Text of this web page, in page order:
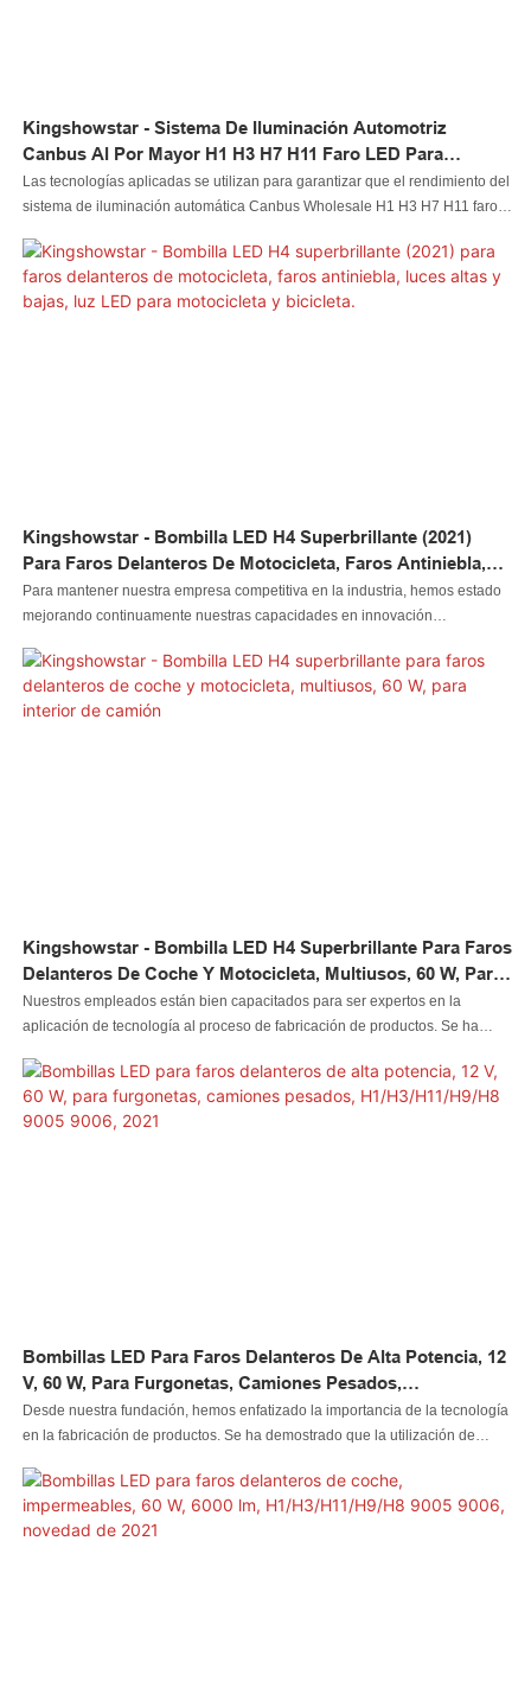
Kingshowstar - Sistema De Iluminación Automotriz
Canbus Al Por Mayor H1 H3 H7 H11 Faro LED Para
Motocicleta H4 Faro LED Para Automóvil Amarillo
Impermeable Blanco Producto En Oferta
Las tecnologías aplicadas se utilizan para garantizar que el rendimiento del
sistema de iluminación automática Canbus Wholesale H1 H3 H7 H11 faro
amarillo impermeable blanco sea estable. Sus ámbitos de aplicación son lo
suficientemente amplios como para cubrir el campo de los sistemas de
iluminación automotriz.
Kingshowstar - Bombilla LED H4 Superbrillante (2021)
Para Faros Delanteros De Motocicleta, Faros Antiniebla,
Luces Altas Y Bajas, Luz LED Para Motocicleta Y Bicicleta.
Para mantener nuestra empresa competitiva en la industria, hemos estado
mejorando continuamente nuestras capacidades en innovación
de fabricación de la bombilla LED H4 súper brillante MÁS NUEVA de 2021
para faros antiniebla de motocicletas, faros LED de luz alta/baja. Ahora
tiene rangos de aplicación más amplios y se puede ver principalmente en
Kingshowstar - Bombilla LED H4 Superbrillante Para Faros
Delanteros De Coche Y Motocicleta, Multiusos, 60 W, Para
Interior De Camión
Nuestros empleados están bien capacitados para ser expertos en la
aplicación de tecnología al proceso de fabricación de productos. Se ha
de aplicación de la más nueva luz de automóvil súper brillante H4 bombilla
de faro LED para automóvil / motocicleta luz de camión automático de 60 W
de uso múltiple
Bombillas LED Para Faros Delanteros De Alta Potencia, 12
V, 60 W, Para Furgonetas, Camiones Pesados,
H1/H3/H11/H9/H8 9005 9006, 2021
Desde nuestra fundación, hemos enfatizado la importancia de la tecnología
en la fabricación de productos. Se ha demostrado que la utilización de
el rendimiento de las bombillas LED para faros delanteros de camiones
pesados ​​de alta potencia de 12 V y 60 W H1/H3/H11/H9/H8 9005 9006 de
2021. En la actualidad, el producto se utiliza comúnmente en los campos